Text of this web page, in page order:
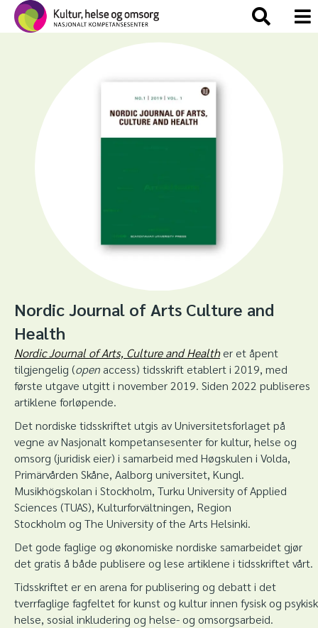
Nordic Journal of Arts Culture and
Health
Nordic Journal of Arts, Culture and Health er et åpent
tilgjengelig (open access) tidsskrift etablert i 2019, med
første utgave utgitt i november 2019. Siden 2022 publiseres
artiklene forløpende.
Det nordiske tidsskriftet utgis av Universitetsforlaget på
vegne av Nasjonalt kompetansesenter for kultur, helse og
omsorg (juridisk eier) i samarbeid med Høgskulen i Volda,
Primärvården Skåne, Aalborg universitet, Kungl.
Musikhögskolan i Stockholm, Turku University of Applied
Sciences (TUAS), Kulturforvältningen, Region
Stockholm og The University of the Arts Helsinki.
Det gode faglige og økonomiske nordiske samarbeidet gjør
det gratis å både publisere og lese artiklene i tidsskriftet vårt.
Tidsskriftet er en arena for publisering og debatt i det
tverrfaglige fagfeltet for kunst og kultur innen fysisk og psykisk
helse, sosial inkludering og helse- og omsorgsarbeid.